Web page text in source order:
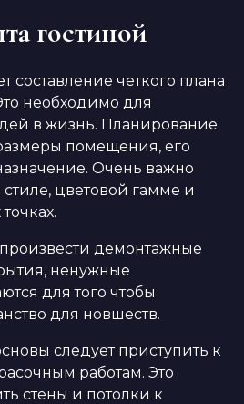
гостиной
составление четкого плана
необходимо для
в жизнь. Планирование
помещения, его
Очень важно
цветовой гамме и
демонтажные
ненужные
для того чтобы
для новшеств.
следует приступить к
работам. Это
стены и потолки к